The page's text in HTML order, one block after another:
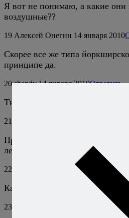
Я вот не понимаю, а какие они
воздушные??
19 Алексей Онегин 14 января 2010
Скорее все же типа
принципе да.
20 shendy 14 января 2010Ответить
Типа что-то эклеров???
21
Правда выпрыгушки!
лежали сверху!=)
22 29 сентября 2010
Какие-то больно резвые они у
23 Ответить